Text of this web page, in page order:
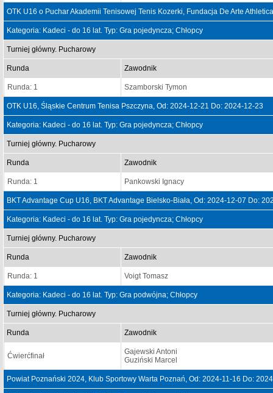
OTK U16 o Puchar Akademii Tenisowej Tenis Kozerki, Fundacja De Arte
Kategoria: Kadeci - do 16 lat. Typ: Gra pojedyncza; Chłopcy
Turniej główny. Pucharowy
Runda Zawodnik
Runda: 1 Szamborski Tymon
OTK U16, Śląskie Centrum Tenisa Pszczyna, Od: 2024-12-21 Do: 2024-12-23
Kategoria: Kadeci - do 16 lat. Typ: Gra pojedyncza; Chłopcy
Turniej główny. Pucharowy
Runda Zawodnik
Runda: 1 Pankowski Ignacy
BKT Advantage Cup U16, BKT Advantage Bielsko-Biała, Od: 2024-12-07 Do:
Kategoria: Kadeci - do 16 lat. Typ: Gra pojedyncza; Chłopcy
Turniej główny. Pucharowy
Runda Zawodnik
Runda: 1 Voigt Tomasz
Kategoria: Kadeci - do 16 lat. Typ: Gra podwójna; Chłopcy
Turniej główny. Pucharowy
Runda Zawodnik
Ćwierćfinał
Gajewski Antoni
Guziński Marcel
Powiat Poznański 2024, Klub Sportowy Warta Poznań, Od: 2024-11-16 Do: